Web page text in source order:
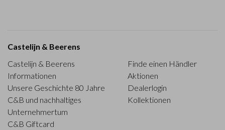
Castelijn & Beerens
Castelijn & Beerens
Informationen
Unsere Geschichte 80 Jahre
C&B und nachhaltiges
Unternehmertum
C&B Giftcard
Finde einen Händler
Aktionen
Dealerlogin
Kollektionen